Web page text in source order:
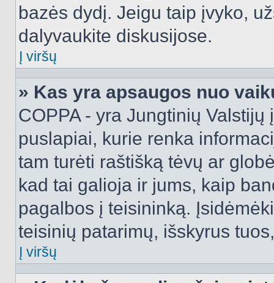
bazės dydį. Jeigu taip įvyko,
dalyvaukite diskusijose.
Į viršų
» Kas yra apsaugos nuo
COPPA - yra Jungtinių
puslapiai, kurie renka
tam turėti raštišką tėvų ar
kad tai galioja ir jums, kaip
pagalbos į teisininką.
teisinių patarimų, išskyrus
Į viršų